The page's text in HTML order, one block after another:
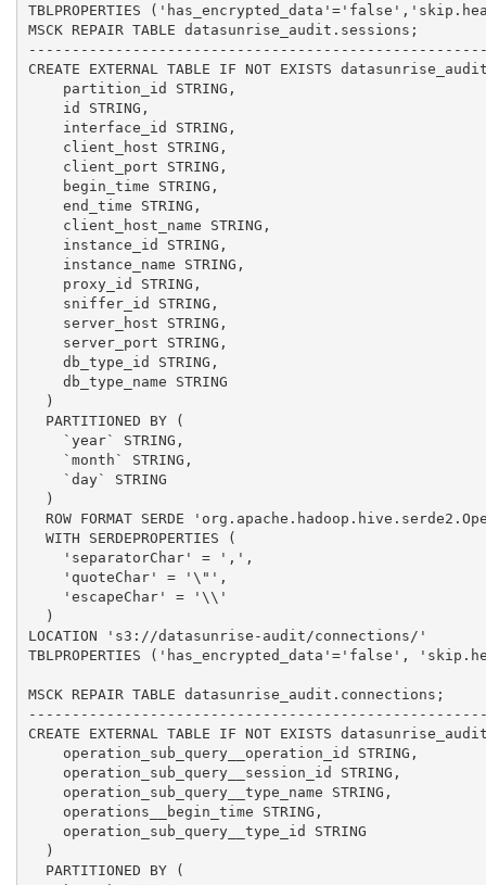
TBLPROPERTIES
MSCK REPAIR TABLE datasunrise_audit.sessions;
CREATE EXTERNAL TABLE IF NOT EXISTS
    partition_id STRING,
    id STRING,
    interface_id STRING,
    client_host STRING,
    client_port STRING,
    begin_time STRING,
    end_time STRING,
    client_host_name STRING,
    instance_id STRING,
    instance_name STRING,
    proxy_id STRING,
    sniffer_id STRING,
    server_host STRING,
    server_port STRING,
    db_type_id STRING,
    db_type_name STRING
  )
  PARTITIONED BY (
    `year` STRING,
    `month` STRING,
    `day` STRING
  )
ROW FORMAT SERDE
  WITH SERDEPROPERTIES (
    'separatorChar' = ',',
    'quoteChar' = '\"',
    'escapeChar' = '\\'
  )
LOCATION 's3://datasunrise-audit/connections/'
TBLPROPERTIES ('has_encrypted_data'='false',
MSCK REPAIR TABLE datasunrise_audit.connections;
CREATE EXTERNAL TABLE IF NOT EXISTS
    operation_sub_query__operation_id STRING,
    operation_sub_query__session_id STRING,
    operation_sub_query__type_name STRING,
    operations__begin_time STRING,
    operation_sub_query__type_id STRING
  )
  PARTITIONED BY (